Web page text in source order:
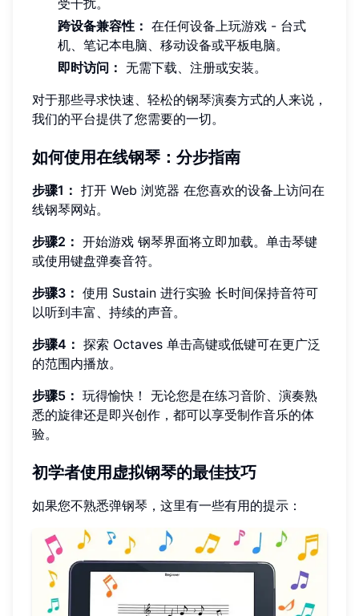
跨设备兼容性： 在任何设备上玩游戏 - 台式
机、笔记本电脑、移动设备或平板电脑。
即时访问： 无需下载、注册或安装。
对于那些寻求快速、轻松的钢琴演奏方式的人来说，
我们的平台提供了您需要的一切。
如何使用在线钢琴：分步指南
步骤1： 打开 Web 浏览器 在您喜欢的设备上访问在
线钢琴网站。
步骤2： 开始游戏 钢琴界面将立即加载。单击琴键
或使用键盘弹奏音符。
步骤3： 使用 Sustain 进行实验 长时间保持音符可
以听到丰富、持续的声音。
步骤4： 探索 Octaves 单击高键或低键可在更广泛
的范围内播放。
步骤5： 玩得愉快！ 无论您是在练习音阶、演奏熟
悉的旋律还是即兴创作，都可以享受制作音乐的体
验。
初学者使用虚拟钢琴的最佳技巧
如果您不熟悉弹钢琴，这里有一些有用的提示：